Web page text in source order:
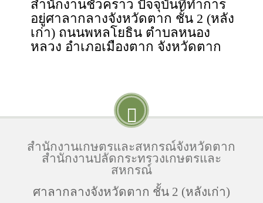
สำนักงานชั่วคราว ปัจจุบันที่ทำการ
อยู่ศาลากลางจังหวัดตาก ชั้น 2 (หลัง
เก่า) ถนนพหลโยธิน ตำบลหนอง
หลวง อำเภอเมืองตาก จังหวัดตาก
สำนักงานเกษตรและสหกรณ์จังหวัดตาก
สำนักงานปลัดกระทรวงเกษตรและ
สหกรณ์
ศาลากลางจังหวัดตาก ชั้น 2 (หลังเก่า)